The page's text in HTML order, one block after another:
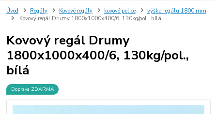
Úvod Regály Kovové regály kovové police
výška regálu 1800 mm
Kovový regál Drumy 1800x1000x400/6, 130kg/pol., bílá
Kovový regál Drumy
1800x1000x400/6, 130kg/pol.,
bílá
Doprava ZDARMA